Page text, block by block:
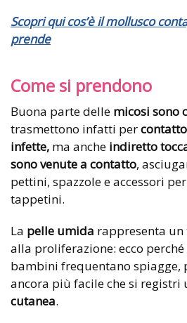
Scopri qui cos’è il mollusco
prende
Come si prendono
Buona parte delle micosi sono
trasmettono infatti per
infette, ma anche indiretto
sono venute a contatto,
pettini, spazzole e accessori
tappetini.
La pelle umida rappresenta
alla proliferazione: ecco
bambini frequentano spiagge,
ancora più facile che si registri
cutanea.